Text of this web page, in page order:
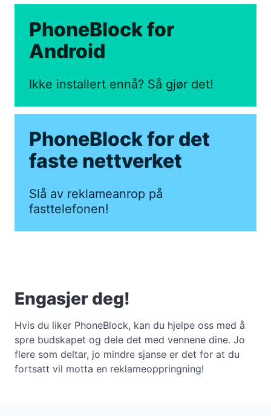
PhoneBlock for
Android
Ikke installert ennå? Så gjør det!
PhoneBlock for det
faste nettverket
Slå av reklameanrop på
fasttelefonen!
Engasjer deg!
Hvis du liker PhoneBlock, kan du hjelpe oss med å
spre budskapet og dele det med vennene dine. Jo
flere som deltar, jo mindre sjanse er det for at du
fortsatt vil motta en reklameoppringning!